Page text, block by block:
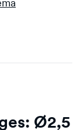
Ø2,5